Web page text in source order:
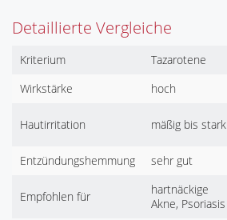
Detaillierte Vergleiche
Kriterium Tazarotene
Wirkstärke
hoch
Hautirritation mäßig bis stark
Entzündungshemmung
sehr gut
Empfohlen für
hartnäckige
Akne, Psoriasis